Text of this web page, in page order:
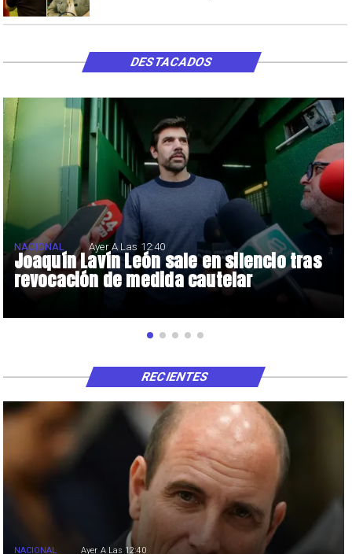
Joaquín Lavín León sale en silencio tras
revocación de medida cautelar
NACIONAL Ayer A Las 12:40
DESTACADOS
NACIONAL Ayer A Las 12:40
RECIENTES